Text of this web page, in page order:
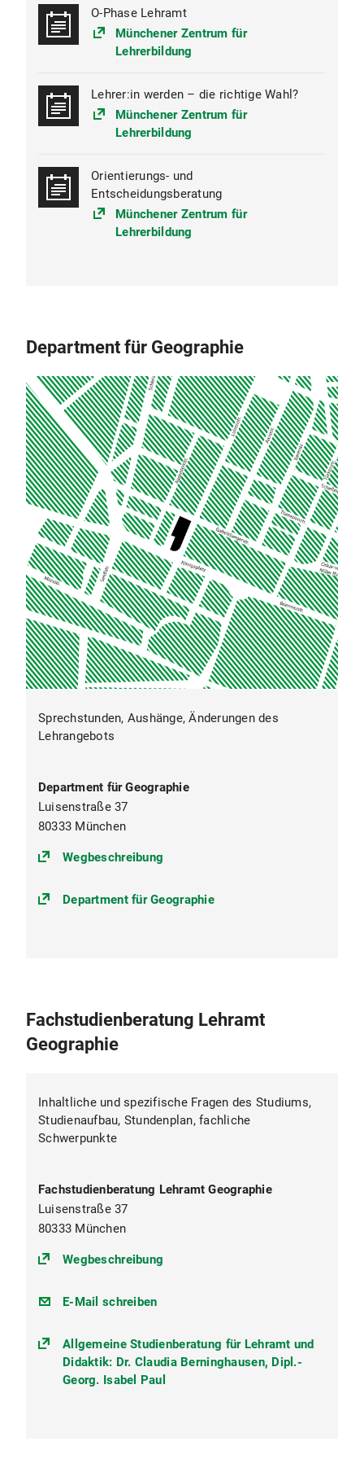
O-Phase Lehramt
Münchener Zentrum für
Lehrerbildung
Lehrer:in werden – die richtige Wahl?
Münchener Zentrum für
Lehrerbildung
Orientierungs- und
Entscheidungsberatung
Münchener Zentrum für
Lehrerbildung
Department für Geographie
Sprechstunden, Aushänge, Änderungen des
Lehrangebots
Department für Geographie
Luisenstraße 37
80333 München
Wegbeschreibung
Department für Geographie
Fachstudienberatung Lehramt
Geographie
Inhaltliche und spezifische Fragen des Studiums,
Studienaufbau, Stundenplan, fachliche
Schwerpunkte
Fachstudienberatung Lehramt Geographie
Luisenstraße 37
80333 München
Wegbeschreibung
koordination@geographie.uni-
E-Mail schreiben
Allgemeine Studienberatung für Lehramt und
Didaktik: Dr. Claudia Berninghausen, Dipl.-
Georg. Isabel Paul